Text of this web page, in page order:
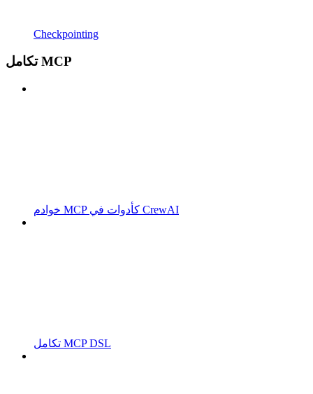
Checkpointing
تكامل MCP
خوادم MCP كأدوات في CrewAI
تكامل MCP DSL